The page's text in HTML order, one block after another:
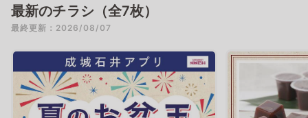
最新のチラシ（全7枚）
最終更新：2026/08/07